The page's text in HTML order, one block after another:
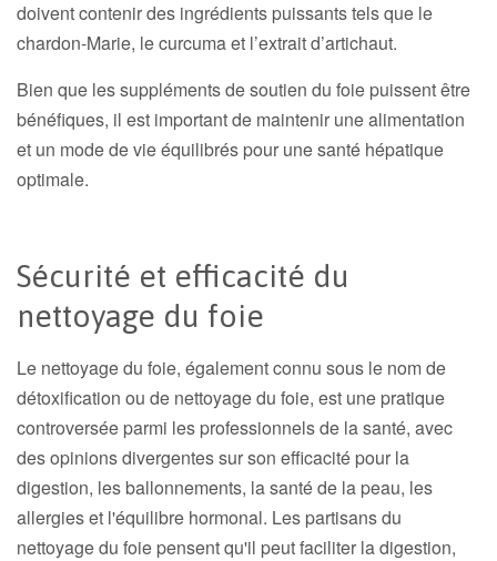
doivent contenir des ingrédients puissants tels que le
chardon-Marie, le curcuma et l’extrait d’artichaut.
Bien que les suppléments de soutien du foie puissent être
bénéfiques, il est important de maintenir une alimentation
et un mode de vie équilibrés pour une santé hépatique
optimale.
Sécurité et efficacité du
nettoyage du foie
Le nettoyage du foie, également connu sous le nom de
détoxification ou de nettoyage du foie, est une pratique
controversée parmi les professionnels de la santé, avec
des opinions divergentes sur son efficacité pour la
digestion, les ballonnements, la santé de la peau, les
allergies et l'équilibre hormonal. Les partisans du
nettoyage du foie pensent qu'il peut faciliter la digestion,